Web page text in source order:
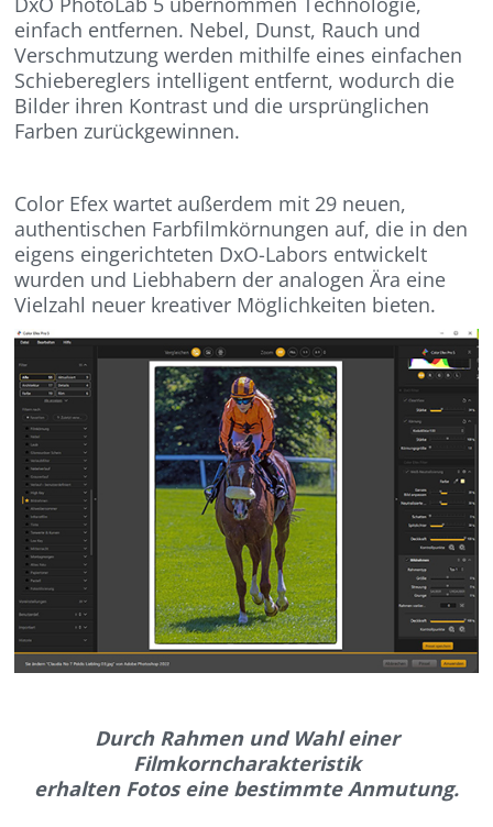
einfach entfernen. Nebel, Dunst, Rauch und
Verschmutzung werden mithilfe eines einfachen
Schiebereglers intelligent entfernt, wodurch die
Bilder ihren Kontrast und die ursprünglichen
Farben zurückgewinnen.
Color Efex wartet außerdem mit 29 neuen,
authentischen Farbfilmkörnungen auf, die in den
eigens eingerichteten DxO-Labors entwickelt
wurden und Liebhabern der analogen Ära eine
Vielzahl neuer kreativer Möglichkeiten bieten.
Durch Rahmen und Wahl einer
Filmkorncharakteristik
erhalten Fotos eine bestimmte Anmutung.